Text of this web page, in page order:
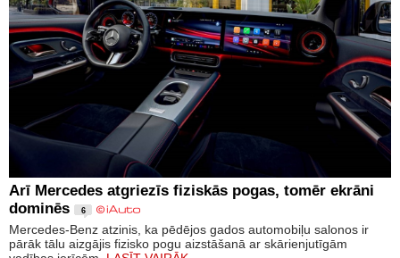
Arī Mercedes atgriezīs fiziskās pogas, tomēr ekrāni
dominēs
6
Mercedes-Benz atzinis, ka pēdējos gados automobiļu salonos ir
pārāk tālu aizgājis fizisko pogu aizstāšanā ar skārienjutīgām